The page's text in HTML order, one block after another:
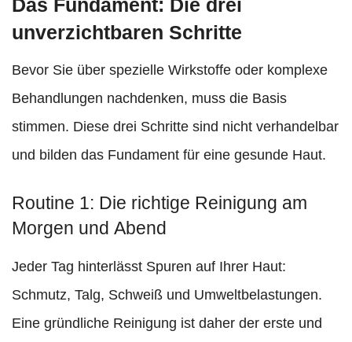
Das Fundament: Die drei
unverzichtbaren Schritte
Bevor Sie über spezielle Wirkstoffe oder komplexe
Behandlungen nachdenken, muss die Basis
stimmen. Diese drei Schritte sind nicht verhandelbar
und bilden das Fundament für eine gesunde Haut.
Routine 1: Die richtige Reinigung am
Morgen und Abend
Jeder Tag hinterlässt Spuren auf Ihrer Haut:
Schmutz, Talg, Schweiß und Umweltbelastungen.
Eine gründliche Reinigung ist daher der erste und